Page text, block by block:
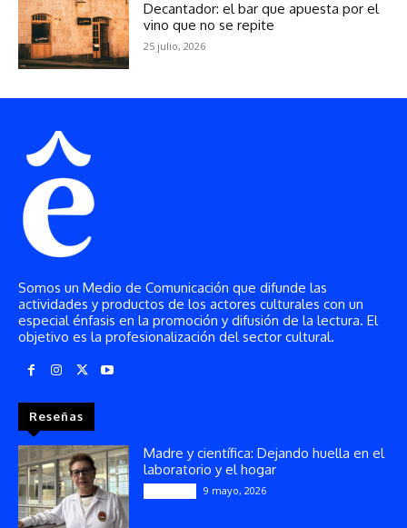
Somos un Medio de Comunicación que difunde las
actividades y productos de los actores culturales con un
especial énfasis en la promoción y difusión de la lectura. El
objetivo es la profesionalización del sector cultural.
Reseñas
Madre y científica: Dejando huella en el
laboratorio y el hogar
9 mayo, 2026